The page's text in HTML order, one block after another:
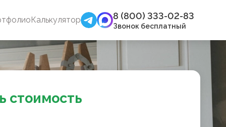
Калькулятор 8 (800) 333-02-83
Звонок бесплатный
стоимость